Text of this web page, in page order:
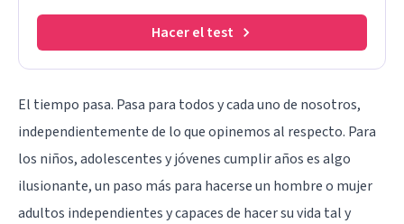
Hacer el test
El tiempo pasa. Pasa para todos y cada uno de nosotros,
independientemente de lo que opinemos al respecto. Para
los niños, adolescentes y jóvenes cumplir años es algo
ilusionante, un paso más para hacerse un hombre o mujer
adultos independientes y capaces de hacer su vida tal y